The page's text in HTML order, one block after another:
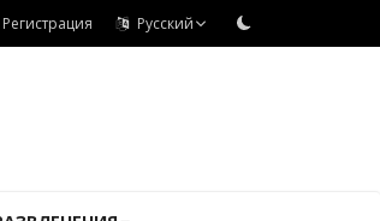
Регистрация Русский